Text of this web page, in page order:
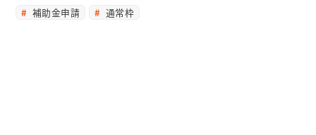
補助金申請
通常枠